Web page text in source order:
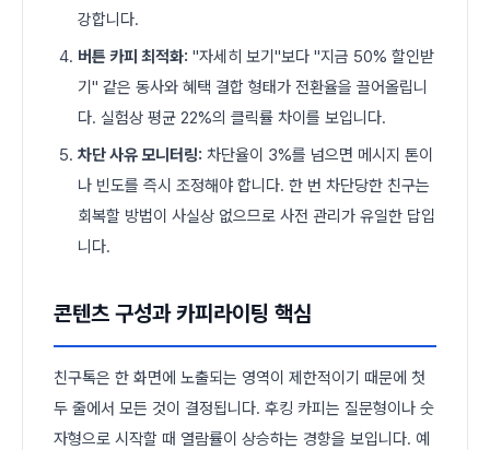
강합니다.
버튼 카피 최적화: "자세히 보기"보다 "지금 50% 할인받
기" 같은 동사와 혜택 결합 형태가 전환율을 끌어올립니
다. 실험상 평균 22%의 클릭률 차이를 보입니다.
차단 사유 모니터링: 차단율이 3%를 넘으면 메시지 톤이
나 빈도를 즉시 조정해야 합니다. 한 번 차단당한 친구는
회복할 방법이 사실상 없으므로 사전 관리가 유일한 답입
니다.
콘텐츠 구성과 카피라이팅 핵심
친구톡은 한 화면에 노출되는 영역이 제한적이기 때문에 첫
두 줄에서 모든 것이 결정됩니다. 후킹 카피는 질문형이나 숫
자형으로 시작할 때 열람률이 상승하는 경향을 보입니다. 예